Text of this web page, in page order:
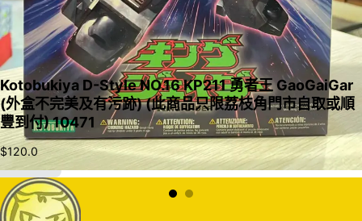
入購物車
Kotobukiya D-Style NO.16 KP211 勇者王 GaoGaiGar
(外盒不完美及有污跡) (此商品只限荔枝角門市自取或順
豐到付) 10471
$120.0